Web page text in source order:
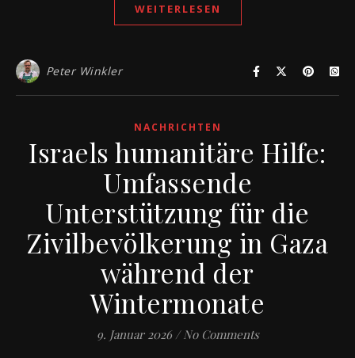
WEITERLESEN
Peter Winkler
NACHRICHTEN
Israels humanitäre Hilfe:
Umfassende
Unterstützung für die
Zivilbevölkerung in Gaza
während der
Wintermonate
9. Januar 2026 / No Comments